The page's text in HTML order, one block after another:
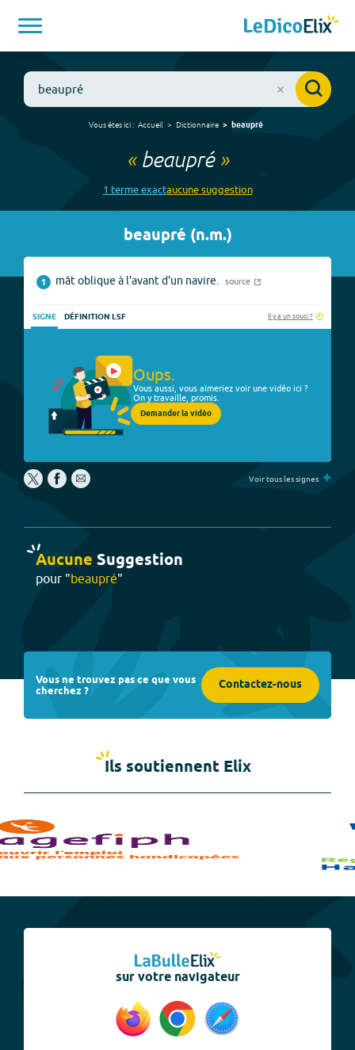
Vous êtes ici : Accueil Dictionnaire beaupré
« beaupré»
1 termeexactaucunesuggestion
beaupré (n.m.)
1 mât oblique à l'avant d'un navire. source
SIGNE DÉFINITION LSF Il y a un souci ?
Oups.
Vous aussi, vous aimeriez voir une vidéo ici ?
On y travaille, promis.
Demander la vidéo
Voir tous les signes +
Aucune Suggestion
pour "beaupré"
Vous ne trouvez pas ce que vous
cherchez ? Contactez-nous
Ils soutiennent Elix
sur votre navigateur